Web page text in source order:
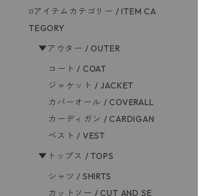
◽️アイテムカテゴリー / ITEM CA
TEGORY
▼アウター / OUTER
コート / COAT
ジャケット / JACKET
カバーオール / COVERALL
カーディガン / CARDIGAN
ベスト / VEST
▼トップス / TOPS
シャツ / SHIRTS
カットソー / CUT AND SE